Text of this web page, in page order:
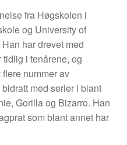
fra Høgskolen i
og University of
har drevet med
i tenårene, og
nummer av
med serier i blant
Gorilla og Bizarro. Han
som blant annet har